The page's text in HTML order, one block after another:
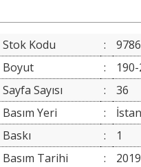
Stok Kodu :
Boyut
:
Sayfa Sayısı
:
36
Basım Yeri
:
Baskı
:
1
Basım Tarihi
: